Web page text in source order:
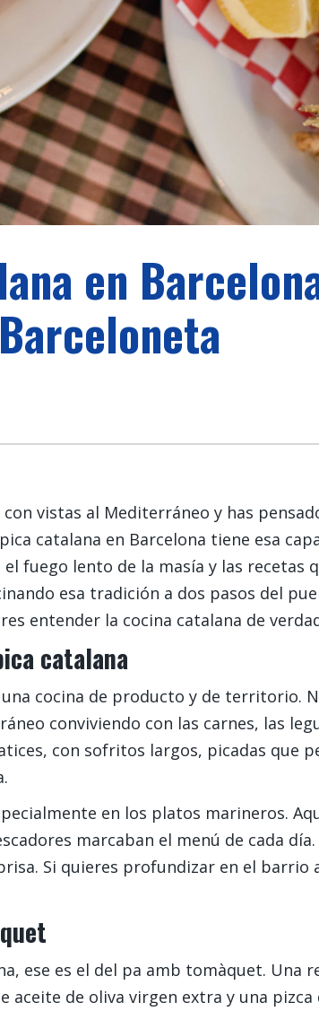
en
vistas al Mediterráneo y has
catalana en Barcelona tiene esa
fuego lento de la masía y las recetas
esa tradición a dos pasos del
entender la cocina catalana de
catalana
cocina de producto y de territorio.
conviviendo con las carnes, las
con sofritos largos, picadas que
en los platos marineros.
marcaban el menú de cada
Si quieres profundizar en el barrio
ese es el del pa amb tomàquet. Una
de oliva virgen extra y una